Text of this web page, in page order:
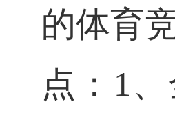
的体育
点： 1